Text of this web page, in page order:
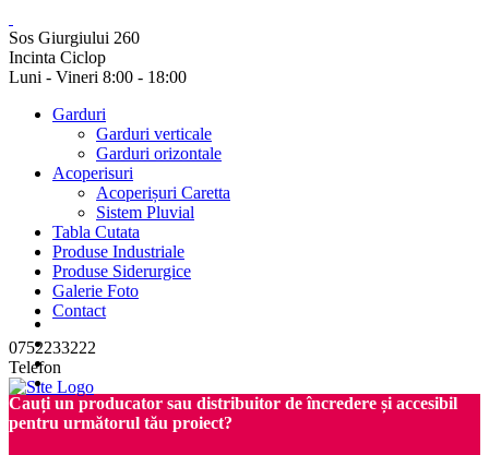
Sos Giurgiului 260
Incinta Ciclop
Luni - Vineri 8:00 - 18:00
Garduri
Garduri verticale
Garduri orizontale
Acoperisuri
Acoperișuri Caretta
Sistem Pluvial
Tabla Cutata
Produse Industriale
Produse Siderurgice
Galerie Foto
Contact
0752233222
Telefon
Cauți un producator sau distribuitor de încredere și accesibil
pentru următorul tău proiect?